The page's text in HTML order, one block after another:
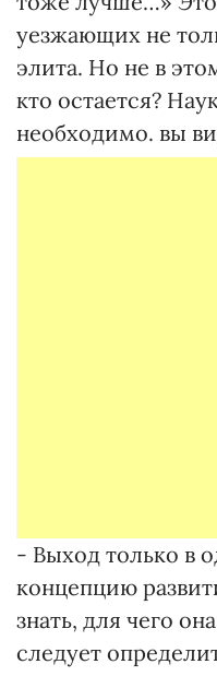
уезжающих не
элита. Но не в
кто остается?
необходимо. вы
- Выход только в
концепцию
знать, для чего
следует